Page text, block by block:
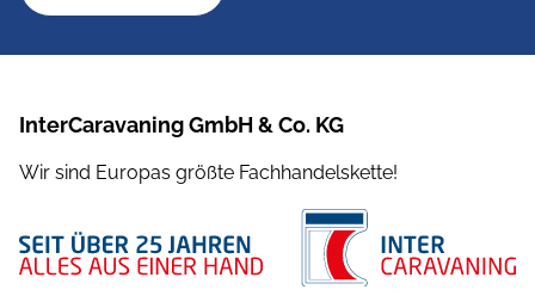
InterCaravaning GmbH & Co. KG
Wir sind Europas größte Fachhandelskette!